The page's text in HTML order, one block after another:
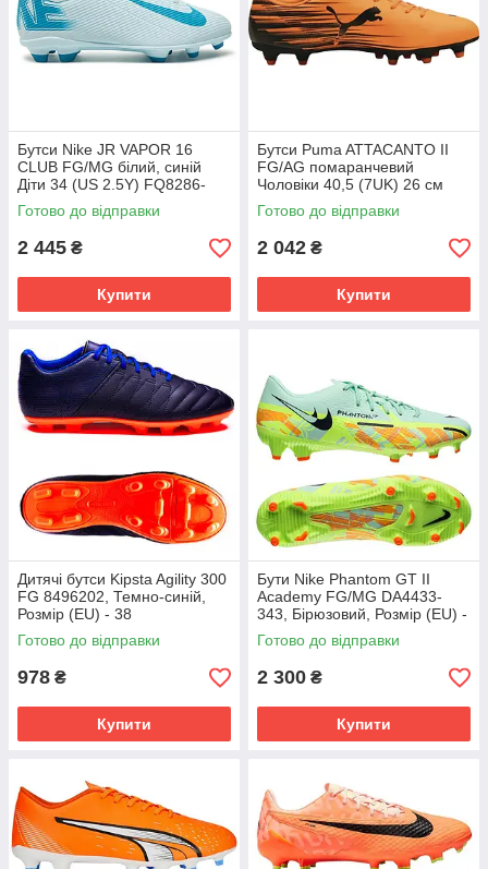
Бутси Nike JR VAPOR 16
CLUB FG/MG білий, синій
Діти 34 (US 2.5Y) FQ8286-
400
Готово до відправки
2 445 ₴
Купити
Бутси Puma ATTACANTO II
FG/AG помаранчевий
Чоловіки 40,5 (7UK) 26 см
108493-04
Готово до відправки
2 042 ₴
Купити
Дитячі бутси Kipsta Agility 300
FG 8496202, Темно-синій,
Розмір (EU) - 38
Готово до відправки
978 ₴
Купити
Бути Nike Phantom GT II
Academy FG/MG DA4433-
343, Бірюзовий, Розмір (EU) -
45.5
Готово до відправки
2 300 ₴
Купити